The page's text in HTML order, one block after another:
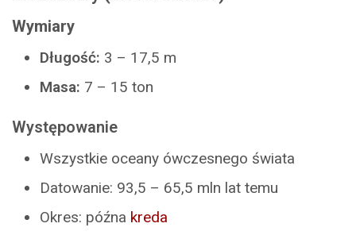
Wymiary
Długość: 3 – 17,5 m
Masa: 7 – 15 ton
Występowanie
Wszystkie oceany ówczesnego świata
Datowanie: 93,5 – 65,5 mln lat temu
Okres: późna kreda